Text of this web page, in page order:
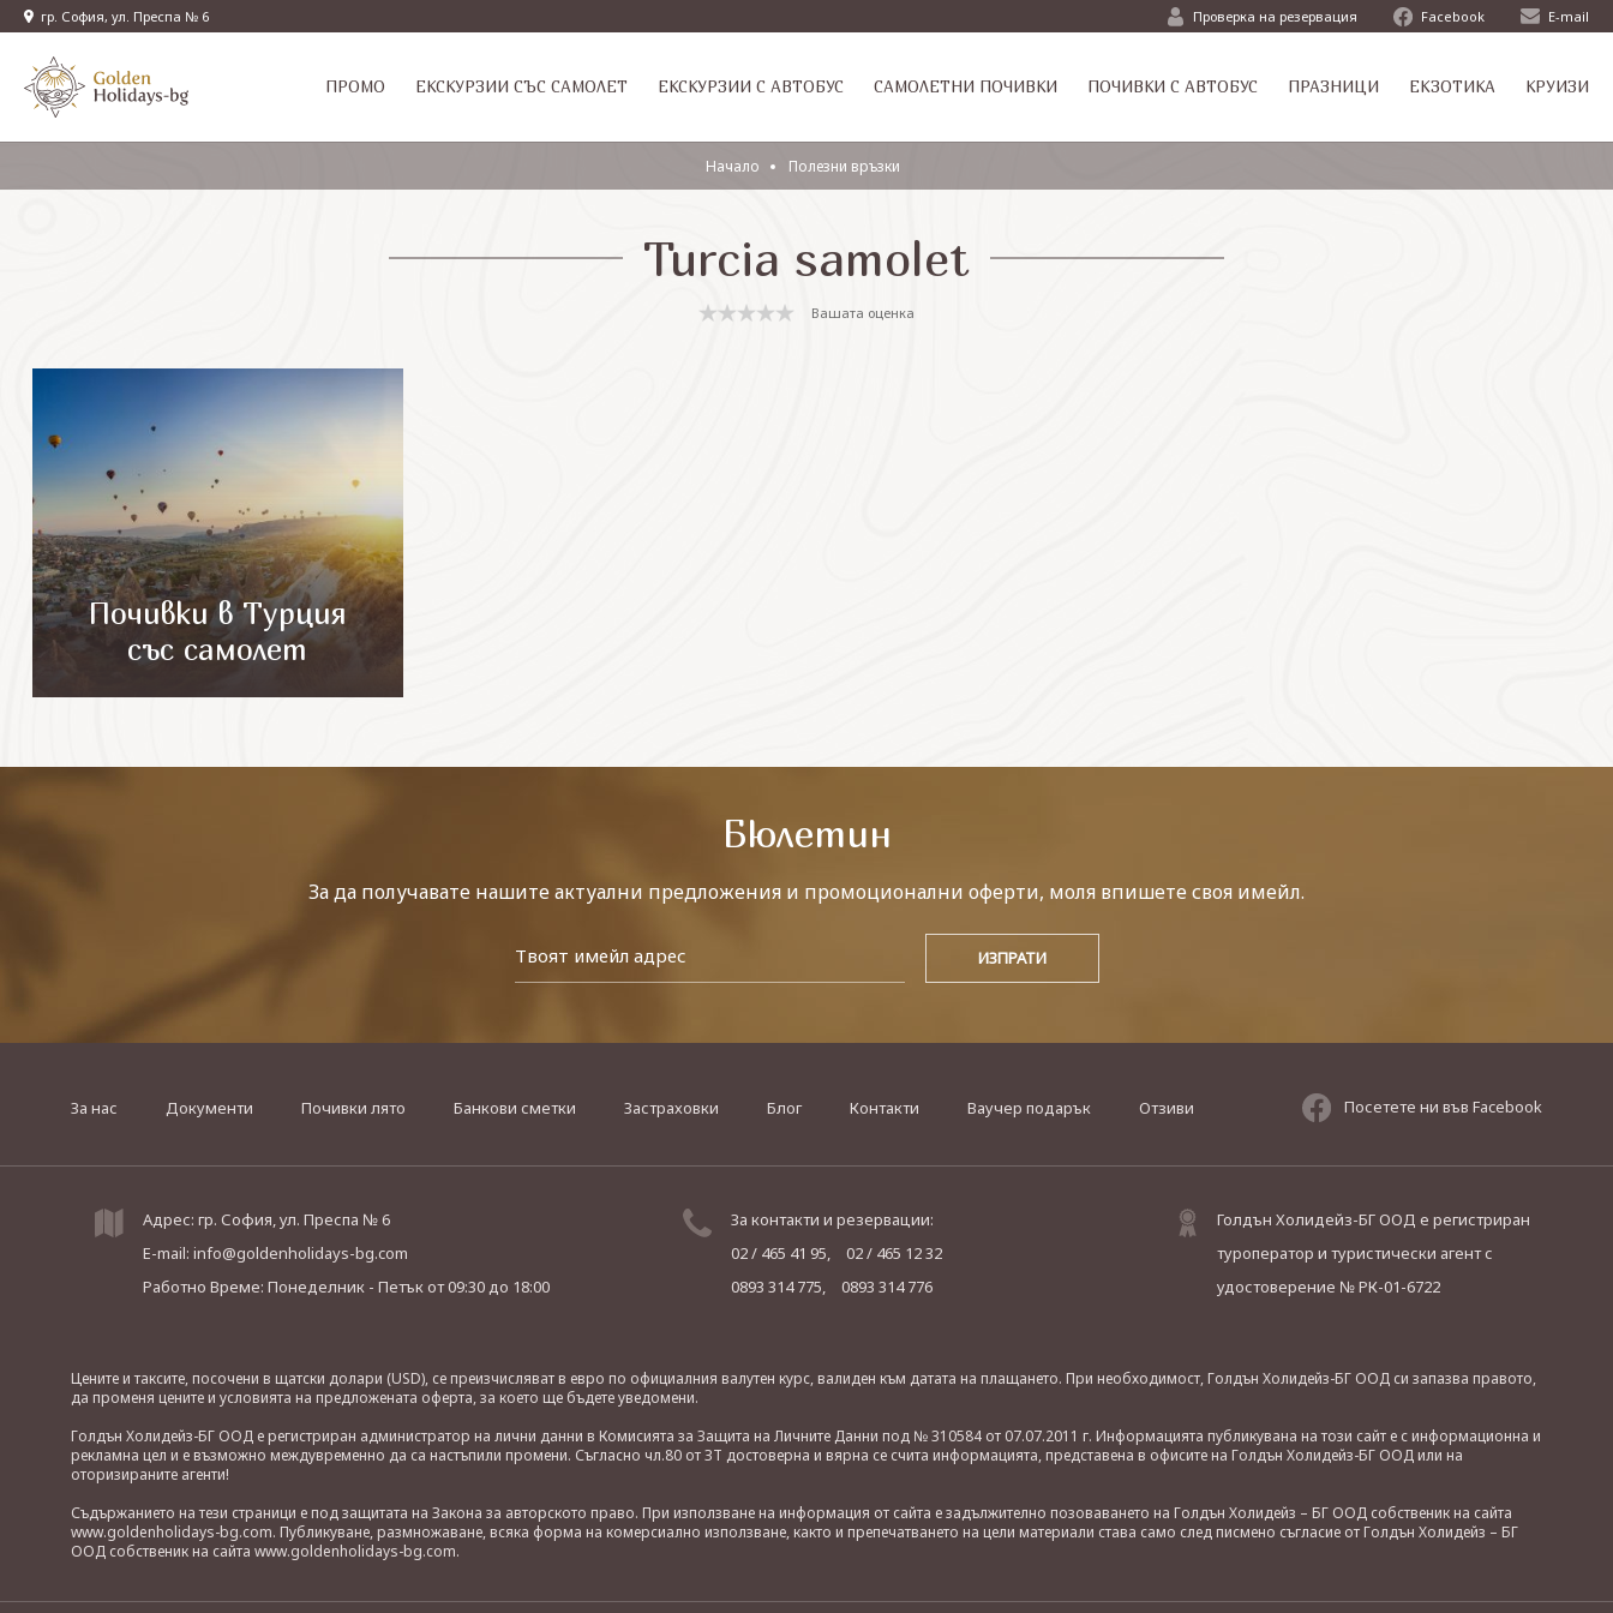
гр. София, ул. Преспа № 6 Проверка на резервация Facebook E-mail
ПРОМО EКСКУРЗИИ СЪС САМОЛЕТ ЕКСКУРЗИИ С АВТОБУС САМОЛЕТНИ ПОЧИВКИ ПОЧИВКИ С АВТОБУС ПРАЗНИЦИ ЕКЗОТИКА КРУИЗИ
Начало Полезни връзки
Turcia samolet
Вашата оценка
Почивки в Турция
със самолет
Бюлетин
За да получавате нашите актуални предложения и промоционални оферти, моля впишете своя имейл.
За нас Документи Почивки лято Банкови сметки Застраховки Блог Контакти Ваучер подарък Отзиви Посетете ни във Facebook
Адрес: гр. София, ул. Преспа № 6
E-mail: info@goldenholidays-bg.com
Работно Време: Понеделник - Петъкот 09:30 до 18:00
За контакти и резервации:
02 / 465 41 95,
02 / 465 12 32
0893 314 775,
0893 314 776
Голдън Холидейз-БГ ООД е регистриран
туроператор и туристически агент с
удостоверение № РК-01-6722
Цените и таксите, посочени в щатски долари (USD), се преизчисляват в евро по официалния валутен курс, валиден към датата на плащането. При необходимост, Голдън Холидейз-БГ ООД си запазва правото,
да променя цените и условията на предложената оферта, за което ще бъдете уведомени.
Голдън Холидейз-БГ ООД е регистриран администратор на лични данни в Комисията за Защита на Личните Данни под № 310584 от 07.07.2011 г. Информацията публикувана на този сайт е с информационна и
рекламна цел и е възможно междувременно да са настъпили промени. Съгласно чл.80 от ЗТ достоверна и вярна се счита информацията, представена в офисите на Голдън Холидейз-БГ ООД или на
оторизираните агенти!
Съдържанието на тези страници е под защитата на Закона за авторското право. При използване на информация от сайта е задължително позоваването на Голдън Холидейз – БГ ООД собственик на сайта
www.goldenholidays-bg.com. Публикуване, размножаване, всяка форма на комерсиално използване, както и препечатването на цели материали става само след писмено съгласие от Голдън Холидейз – БГ
ООД собственик на сайта www.goldenholidays-bg.com.